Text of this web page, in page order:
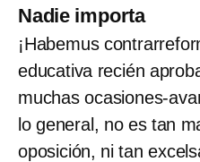
Nadie importa
¡Habemus
educativa recién
muchas ocasiones-
lo general, no es tan
oposición, ni tan